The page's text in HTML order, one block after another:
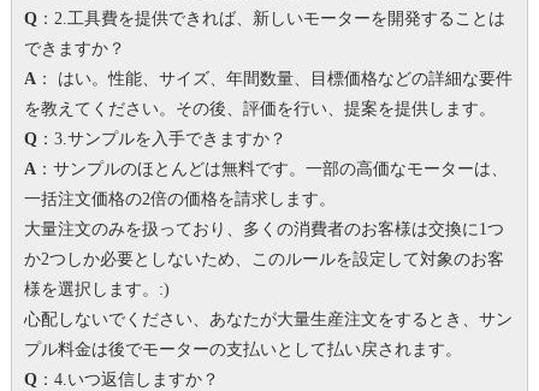
Q：2.工具費を提供できれば、新しいモーターを開発することは
できますか？
A： はい。性能、サイズ、年間数量、目標価格などの詳細な要件
を教えてください。その後、評価を行い、提案を提供します。
Q：3.サンプルを入手できますか？
A：サンプルのほとんどは無料です。一部の高価なモーターは、
一括注文価格の2倍の価格を請求します。
大量注文のみを扱っており、多くの消費者のお客様は交換に1つ
か2つしか必要としないため、このルールを設定して対象のお客
様を選択します。 :)
心配しないでください、あなたが大量生産注文をするとき、サン
プル料金は後でモーターの支払いとして払い戻されます。
Q：4.いつ返信しますか？